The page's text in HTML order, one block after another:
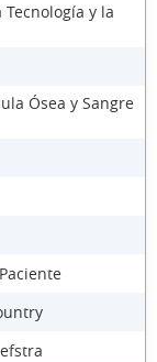
y la
Ósea y Sangre